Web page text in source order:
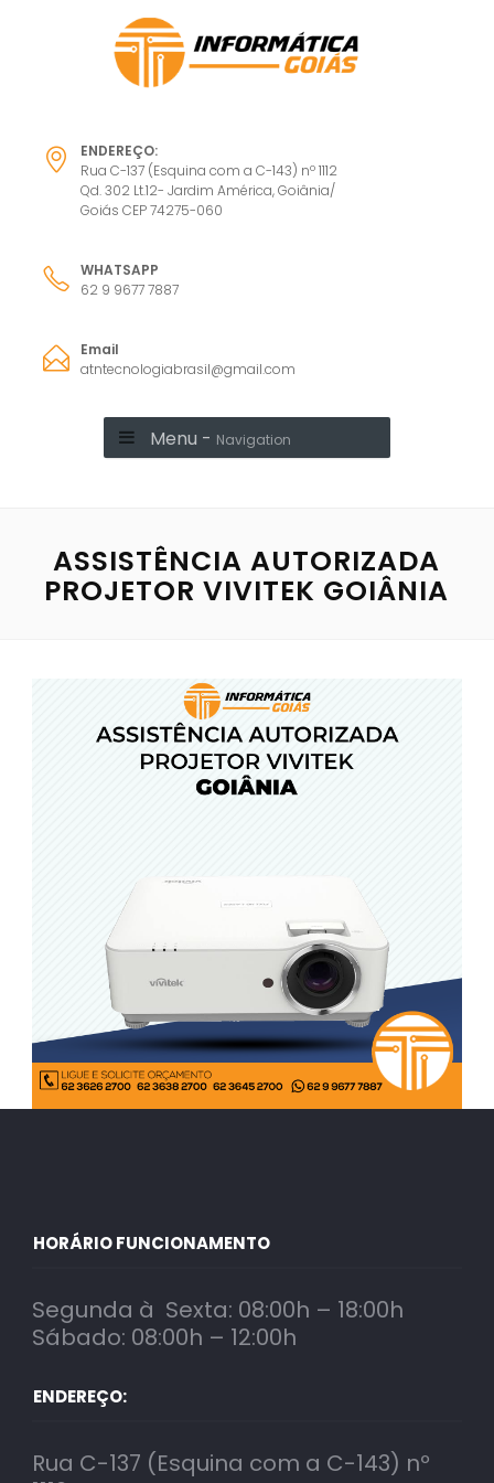
ENDEREÇO:
Rua C-137 (Esquina com a C-143) nº 1112
Qd. 302 Lt.12- Jardim América, Goiânia/
Goiás CEP 74275-060
WHATSAPP
62 9 9677 7887
Email
atntecnologiabrasil@gmail.com
Menu - Navigation
ASSISTÊNCIA AUTORIZADA
PROJETOR VIVITEK GOIÂNIA
HORÁRIO FUNCIONAMENTO
Segunda à Sexta: 08:00h – 18:00h
Sábado: 08:00h – 12:00h
ENDEREÇO:
Rua C-137 (Esquina com a C-143) nº